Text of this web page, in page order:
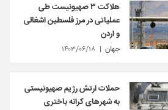
هلاکت ۳ صهیونیست طی
عملیاتی در مرز فلسطین اشغالی
و اردن
جهان ۱۴۰۳/۰۶/۱۸
حملات ارتش رژیم صهیونیستی
به شهرهای کرانه باختری